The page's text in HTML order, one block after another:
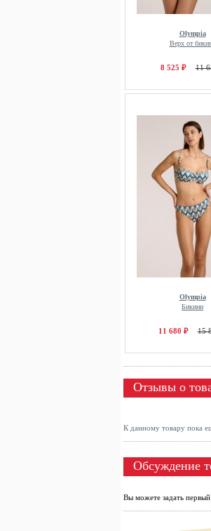
Olympia
Верх от
8 525 ₽ 11
Olympia
Бикини
11 680 ₽ 15
Отзывы о
К данному товару пока
Обсуждение
Вы можете задать